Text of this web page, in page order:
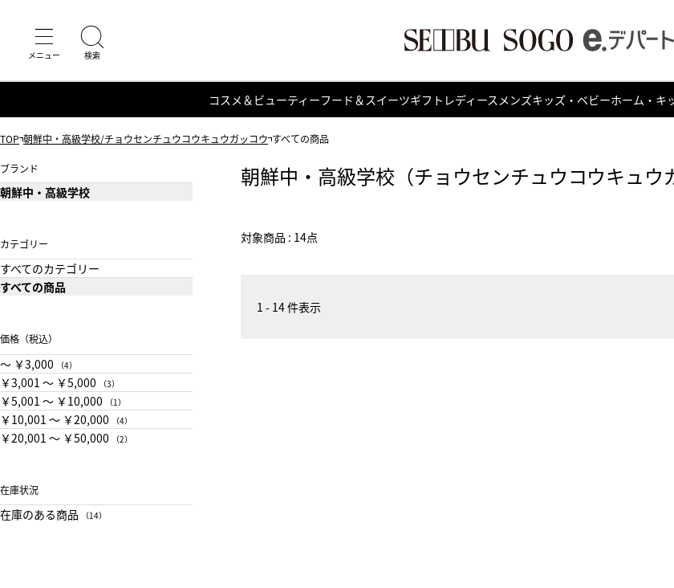
コスメ＆ビューティーフード＆スイーツギフト レディース メンズキッズ・ベビーホーム・キ
TOP 朝鮮中・高級学校/チョウセンチュウコウキュウガッコウ すべての商品
朝鮮中・高級学校（チョウセンチュウコウキュウ
対象商品 : 14点
ブランド
朝鮮中・高級学校
カテゴリー
すべてのカテゴリー
すべての商品
価格（税込）
〜 ￥3,000 （4）
￥3,001 〜 ￥5,000 （3）
￥5,001 〜 ￥10,000 （1）
￥10,001 〜 ￥20,000 （4）
￥20,001 〜 ￥50,000 （2）
在庫状況
在庫のある商品 （14）
1 - 14 件表示